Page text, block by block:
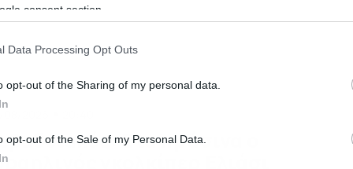
consent section.
Data Processing Opt Outs
opt-out of the Sharing of my personal data.
opt-out of the Sale of my Personal Data.
Στα πράσινα ο
γκολκίπερ Ελιάσι